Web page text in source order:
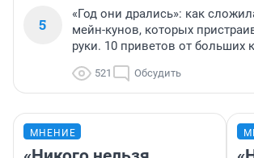
5
«Год они дрались»: как
мейн-кунов, которых
руки. 10 приветов от больших
521 Обсудить
МНЕНИЕ